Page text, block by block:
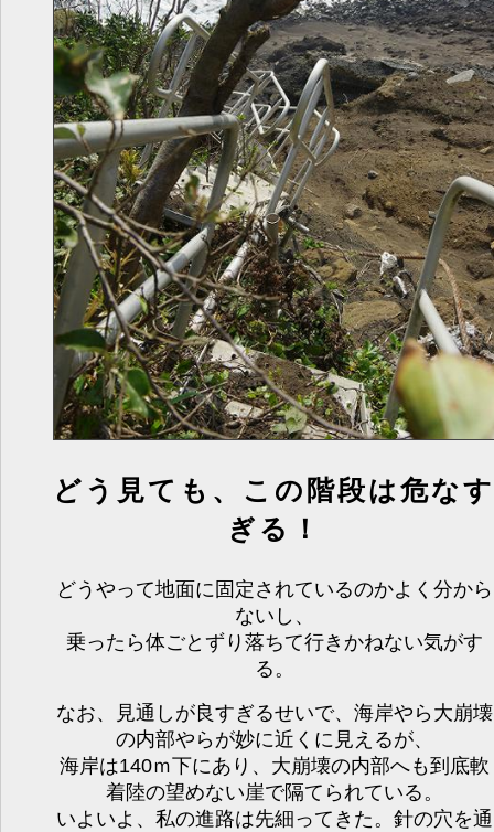
どう見ても、この階段は危なす
ぎる！
どうやって地面に固定されているのかよく分から
ないし、
乗ったら体ごとずり落ちて行きかねない気がす
る。
なお、見通しが良すぎるせいで、海岸やら大崩壊
の内部やらが妙に近くに見えるが、
海岸は140ｍ下にあり、大崩壊の内部へも到底軟
着陸の望めない崖で隔てられている。
いよいよ、私の進路は先細ってきた。針の穴を通